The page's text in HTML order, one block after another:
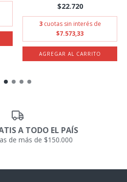
$22.720
3 cuotas sin interés de
$7.573,33
A TODO EL PAÍS
de más de $150.000